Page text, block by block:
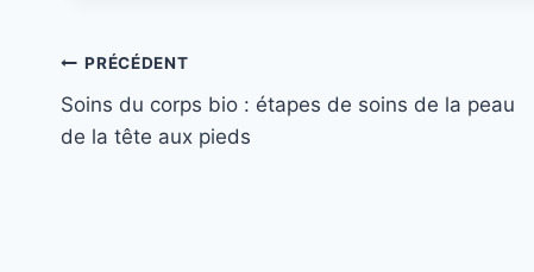
Navigation
de
PRÉCÉDENT
Soins du corps bio : étapes de soins de la peau
de la tête aux pieds